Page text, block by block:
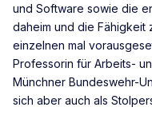
und Software sowie die
daheim und die Fähigkeit
einzelnen mal
Professorin für Arbeits-
Münchner Bundeswehr-
sich aber auch als